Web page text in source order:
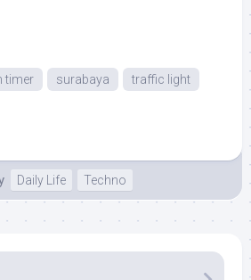
timer surabaya
traffic light
Daily Life Techno